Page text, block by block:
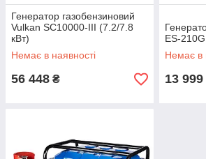
Генератор газобензиновий
Vulkan SC10000-III (7.2/7.8
кВт)
Немає в наявності
56 448 ₴
ES-
Немає в
13 999